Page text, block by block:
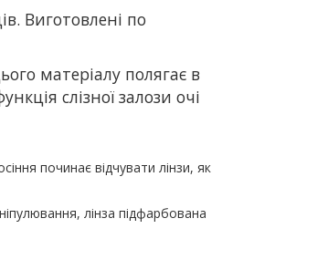
Виготовлені по
матеріалу полягає в
слізної залози очі
починає відчувати лінзи, як
лінза підфарбована